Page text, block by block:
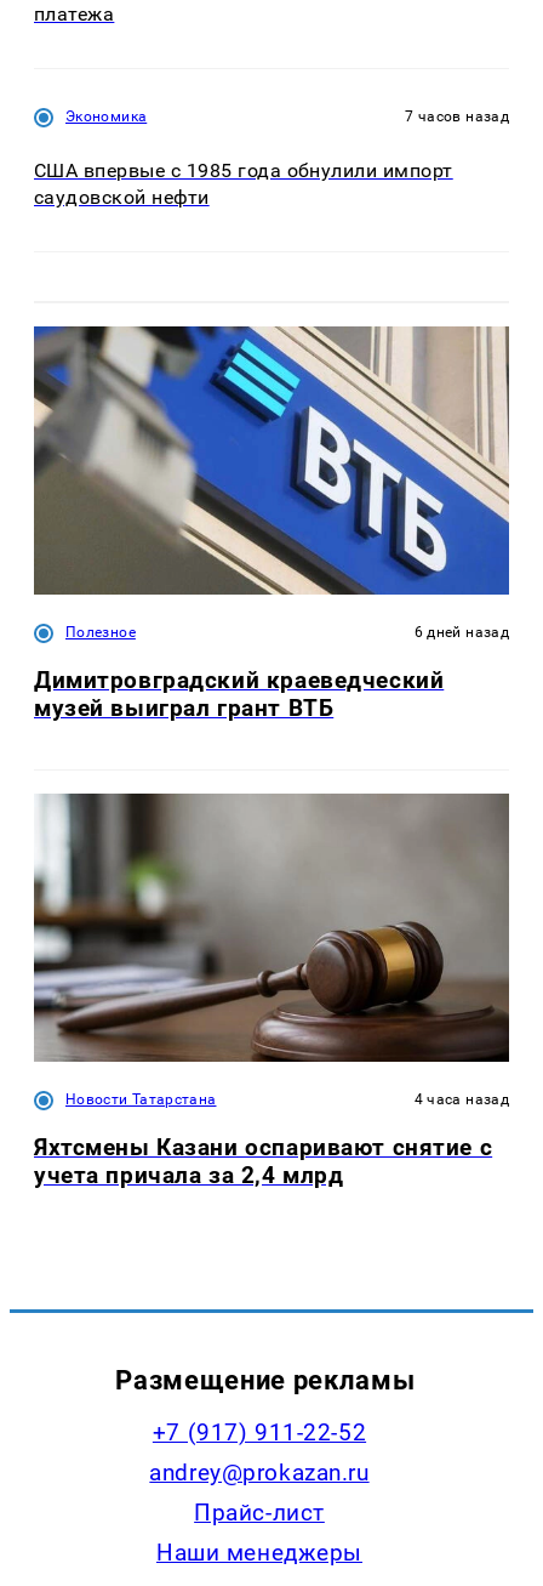
платежа
Экономика 7 часов назад
США впервые с 1985 года обнулили импорт
саудовской нефти
Полезное 6 дней назад
Димитровградский краеведческий
музей выиграл грант ВТБ
Новости Татарстана 4 часа назад
Яхтсмены Казани оспаривают снятие с
учета причала за 2,4 млрд
Размещение рекламы
+7 (917) 911-22-52
andrey@prokazan.ru
Прайс-лист
Наши менеджеры